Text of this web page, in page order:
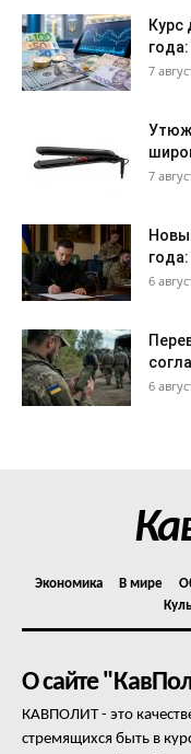
Курс
7
7
6
6
Экономика В мире
О сайте
КАВПОЛИТ - это
стремящихся быть в